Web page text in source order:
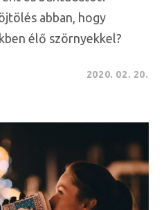
abban, hogy
élő szörnyekkel?
2020. 02. 20.